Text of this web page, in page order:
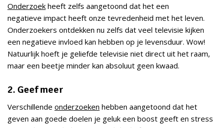
Onderzoek heeft zelfs aangetoond dat het een
negatieve impact heeft onze tevredenheid met het leven.
Onderzoekers ontdekken nu zelfs dat veel televisie kijken
een negatieve invloed kan hebben op je levensduur. Wow!
Natuurlijk hoeft je geliefde televisie niet direct uit het raam,
maar een beetje minder kan absoluut geen kwaad.
2. Geef meer
Verschillende onderzoeken hebben aangetoond dat het
geven aan goede doelen je geluk een boost geeft en stress